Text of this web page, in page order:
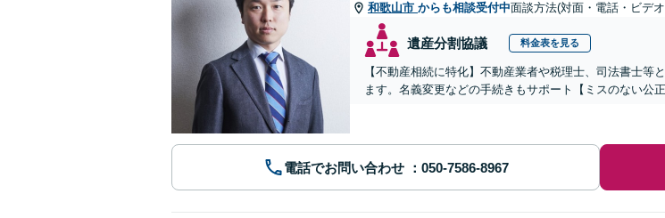
和歌山市 からも相談受付中面談方法(対面・電話・ビデ
遺産分割協議 料金表を見る
【不動産相続に特化】不動産業者や税理士、司法書士
ます。名義変更などの手続きもサポート【ミスのない公
電話でお問い合わせ